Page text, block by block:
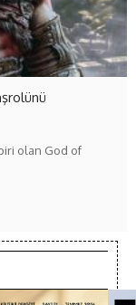
olan God of